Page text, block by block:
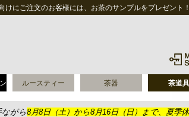
けにご注文のお客様には、お茶のサンプルをプレゼント！
ルースティー 茶器 茶道具
がら8月8日（土）から8月16日（日）まで、夏季